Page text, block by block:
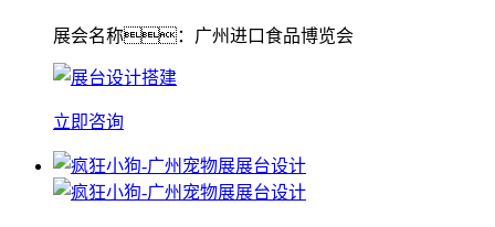
展会名称：广州进口食品博览会
立即咨询